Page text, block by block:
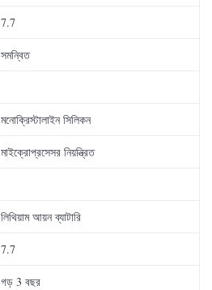
7.7
সমন্বিত
মনোক্রিস্টালাইন সিলিকন
মাইক্রোপ্রসেসর নিয়ন্ত্রিত
লিথিয়াম আয়ন ব্যাটারি
7.7
গড় 3 বছর